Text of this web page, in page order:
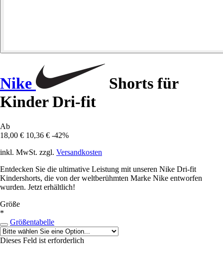
Nike
Shorts für
Kinder Dri-fit
Ab
18,00 € 10,36 € -42%
inkl. MwSt. zzgl. Versandkosten
Entdecken Sie die ultimative Leistung mit unseren Nike Dri-fit
Kindershorts, die von der weltberühmten Marke Nike entworfen
wurden. Jetzt erhältlich!
Größe
*
Größentabelle
Dieses Feld ist erforderlich